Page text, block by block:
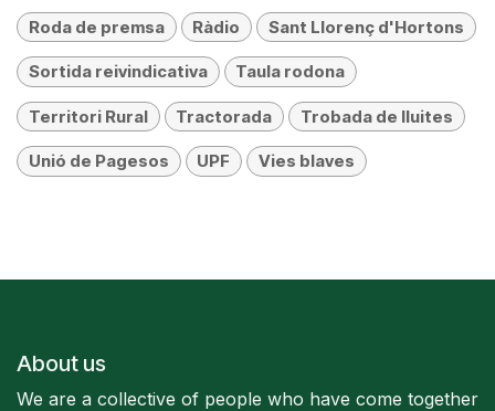
Roda de premsa Ràdio Sant Llorenç d'Hortons
Sortida reivindicativa Taula rodona
Territori Rural Tractorada Trobada de lluites
Unió de Pagesos UPF Vies blaves
About us
We are a collective of people who have come together